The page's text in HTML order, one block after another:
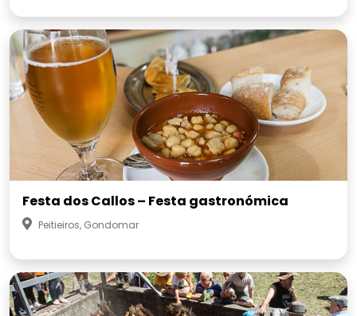
Festa dos Callos – Festa gastronómica
Peitieiros, Gondomar